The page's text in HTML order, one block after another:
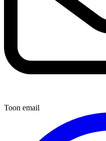
Toon email